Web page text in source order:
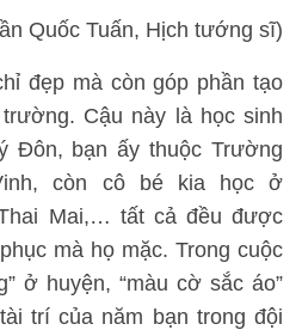
Quốc Tuấn, Hịch tướng sĩ)
đẹp mà còn góp phần tạo
Cậu này là học sinh
Đôn, bạn ấy thuộc Trường
còn cô bé kia học ở
Mai,… tất cả đều được
mà họ mặc. Trong cuộc
ở huyện, “màu cờ sắc áo”
trí của năm bạn trong đội